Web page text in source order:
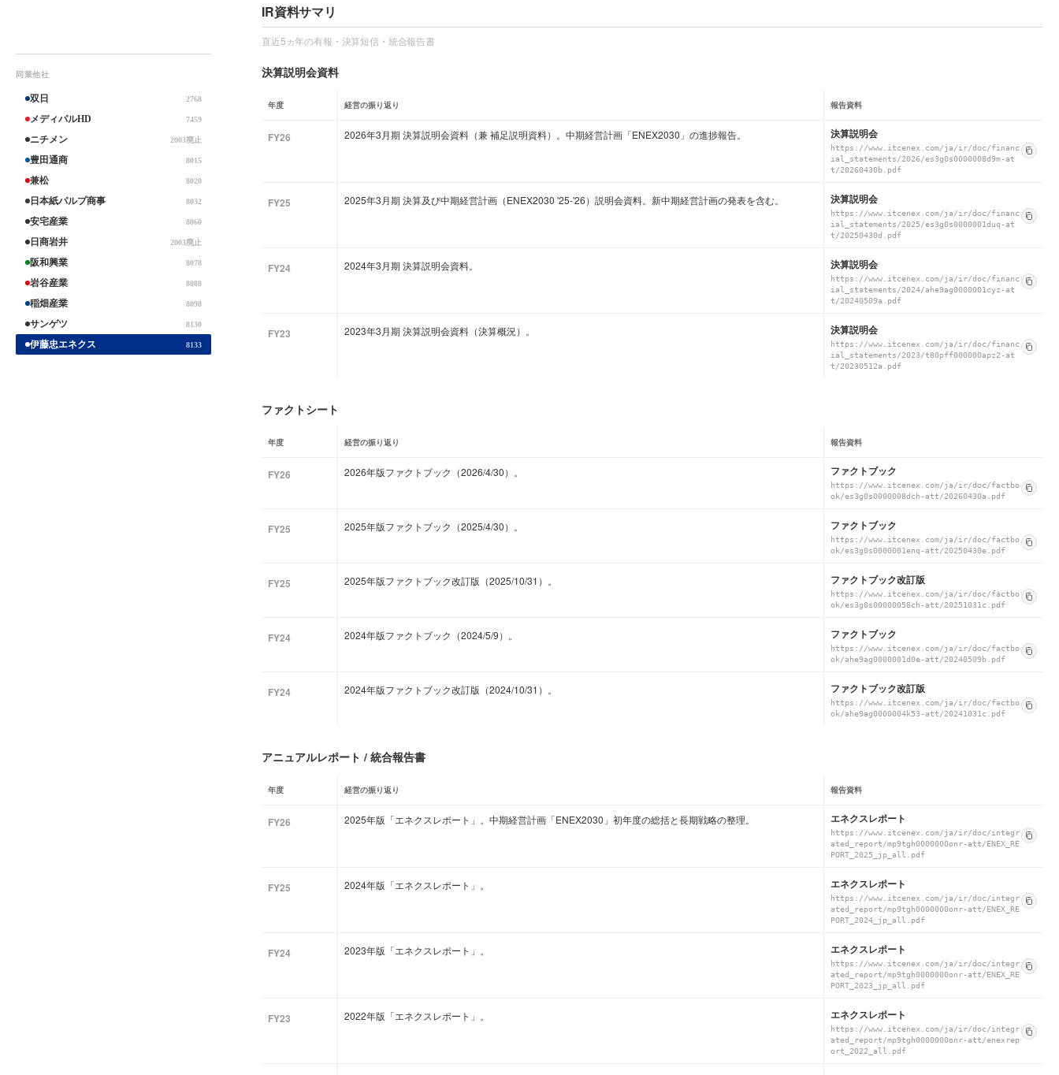
同業他社
双日 2768
メディパルHD 7459
ニチメン 2003廃止
豊田通商 8015
兼松 8020
日本紙パルプ商事 8032
安宅産業 8060
日商岩井 2003廃止
阪和興業 8078
岩谷産業 8088
稲畑産業 8098
サンゲツ 8130
伊藤忠エネクス 8133
IR資料サマリ
直近5ヵ年の有報・決算短信・統合報告書
決算説明会資料
年度 経営の振り返り 報告資料
FY26 2026年3月期 決算説明会資料（兼 補足説明資料）。中期経営計画「ENEX2030」の進捗報告。 決算説明会
https://www.itcenex.com/ja/ir/doc/financ
ial_statements/2026/es3g0s0000008d9m-at
t/20260430b.pdf
FY25 2025年3月期 決算及び中期経営計画（ENEX2030 '25-'26）説明会資料。新中期経営計画の発表を含む。 決算説明会
https://www.itcenex.com/ja/ir/doc/financ
ial_statements/2025/es3g0s0000001duq-at
t/20250430d.pdf
FY24 2024年3月期 決算説明会資料。 決算説明会
https://www.itcenex.com/ja/ir/doc/financ
ial_statements/2024/ahe9ag0000001cyz-at
t/20240509a.pdf
FY23 2023年3月期 決算説明会資料（決算概況）。 決算説明会
https://www.itcenex.com/ja/ir/doc/financ
ial_statements/2023/t80pff000000apz2-at
t/20230512a.pdf
ファクトシート
年度 経営の振り返り 報告資料
FY26 2026年版ファクトブック（2026/4/30）。 ファクトブック
https://www.itcenex.com/ja/ir/doc/factbo
ok/es3g0s0000008dch-att/20260430a.pdf
FY25 2025年版ファクトブック（2025/4/30）。 ファクトブック
https://www.itcenex.com/ja/ir/doc/factbo
ok/es3g0s0000001enq-att/20250430e.pdf
FY25 2025年版ファクトブック改訂版（2025/10/31）。 ファクトブック改訂版
https://www.itcenex.com/ja/ir/doc/factbo
ok/es3g0s00000058ch-att/20251031c.pdf
FY24 2024年版ファクトブック（2024/5/9）。 ファクトブック
https://www.itcenex.com/ja/ir/doc/factbo
ok/ahe9ag0000001d0e-att/20240509b.pdf
FY24 2024年版ファクトブック改訂版（2024/10/31）。 ファクトブック改訂版
https://www.itcenex.com/ja/ir/doc/factbo
ok/ahe9ag0000004k53-att/20241031c.pdf
アニュアルレポート / 統合報告書
年度 経営の振り返り 報告資料
FY26 2025年版「エネクスレポート」。中期経営計画「ENEX2030」初年度の総括と長期戦略の整理。 エネクスレポート
https://www.itcenex.com/ja/ir/doc/integr
ated_report/mp9tgh0000000onr-att/ENEX_RE
PORT_2025_jp_all.pdf
FY25 2024年版「エネクスレポート」。 エネクスレポート
https://www.itcenex.com/ja/ir/doc/integr
ated_report/mp9tgh0000000onr-att/ENEX_RE
PORT_2024_jp_all.pdf
FY24 2023年版「エネクスレポート」。 エネクスレポート
https://www.itcenex.com/ja/ir/doc/integr
ated_report/mp9tgh0000000onr-att/ENEX_RE
PORT_2023_jp_all.pdf
FY23 2022年版「エネクスレポート」。 エネクスレポート
https://www.itcenex.com/ja/ir/doc/integr
ated_report/mp9tgh0000000onr-att/enexrep
ort_2022_all.pdf